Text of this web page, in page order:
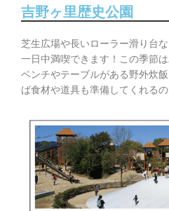
吉野ヶ里歴史公園
芝生広場や長いローラー滑り台
一日中満喫できます！この季節
ベンチやテーブルがある野外炊
ば食材や道具も準備してくれるの